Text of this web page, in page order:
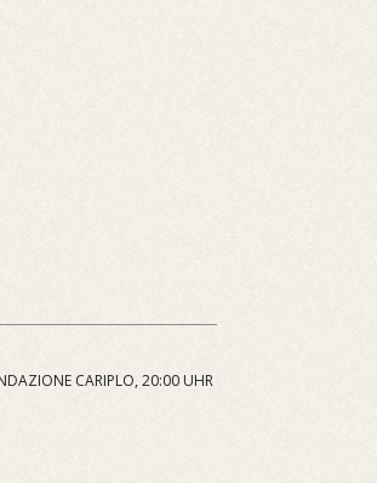
CARIPLO, 20:00 UHR